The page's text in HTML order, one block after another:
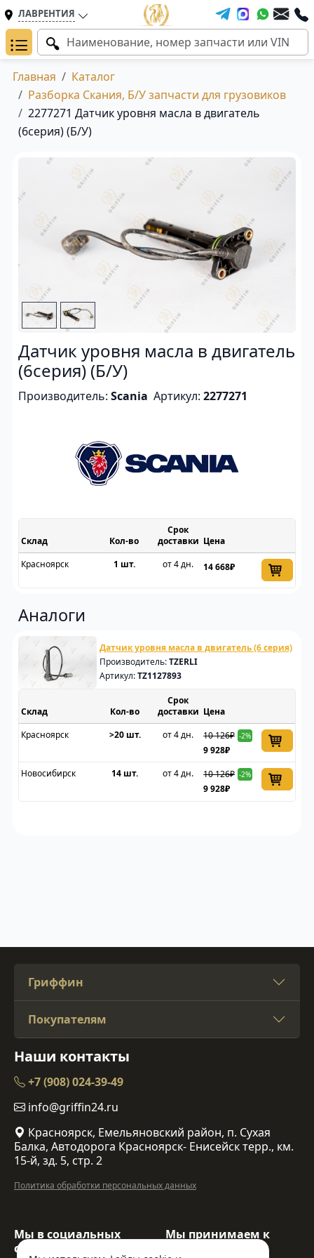
ЛАВРЕНТИЯ
Главная
Каталог
Разборка Скания, Б/У запчасти для грузовиков
2277271 Датчик уровня масла в двигатель
(6серия) (Б/У)
Датчик уровня масла в двигатель
(6серия) (Б/У)
Производитель: Scania Артикул: 2277271
Склад
Срок
доставки Цена
Красноярск
1 шт. от 4 дн. 14 668₽
Аналоги
Датчик уровня масла в двигатель (6 серия)
Производитель:TZERLI
Артикул:TZ1127893
Склад
Срок
доставки Цена
Красноярск
>20 шт. от 4 дн. 10 126₽ -2%
9 928₽
Новосибирск
14 шт. от 4 дн. 10 126₽ -2%
9 928₽
Гриффин
Покупателям
Наши контакты
+7 (908) 024-39-49
info@griffin24.ru
Красноярск, Емельяновский район, п. Сухая
Балка, Автодорога Красноярск- Енисейск терр., км.
15-й, зд. 5, стр. 2
Политика обработки персональных данных
Мы в социальных
сетях:
Мы принимаем к